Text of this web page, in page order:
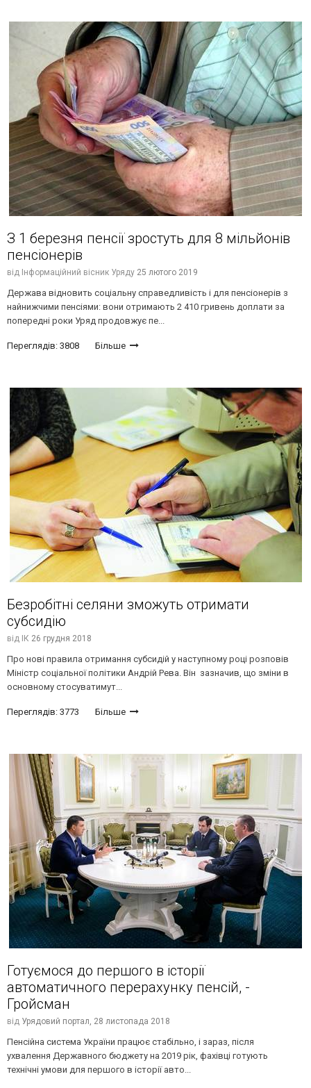
З 1 березня пенсії зростуть для 8 мільйонів
пенсіонерів
від Інформаційний вісник Уряду 25 лютого 2019
Держава відновить соціальну справедливість і для пенсіонерів з
найнижчими пенсіями: вони отримають 2 410 гривень доплати за
попередні роки Уряд продовжує пе...
Переглядів: 3808 Більше
Безробітні селяни зможуть отримати
субсидію
від ІК 26 грудня 2018
Про нові правила отримання субсидій у наступному році розповів
Міністр соціальної політики Андрій Рева. Він зазначив, що зміни в
основному стосуватимут...
Переглядів: 3773 Більше
Готуємося до першого в історії
автоматичного перерахунку пенсій, -
Гройсман
від Урядовий портал, 28 листопада 2018
Пенсійна система України працює стабільно, і зараз, після
ухвалення Державного бюджету на 2019 рік, фахівці готують
технічні умови для першого в історії авто...